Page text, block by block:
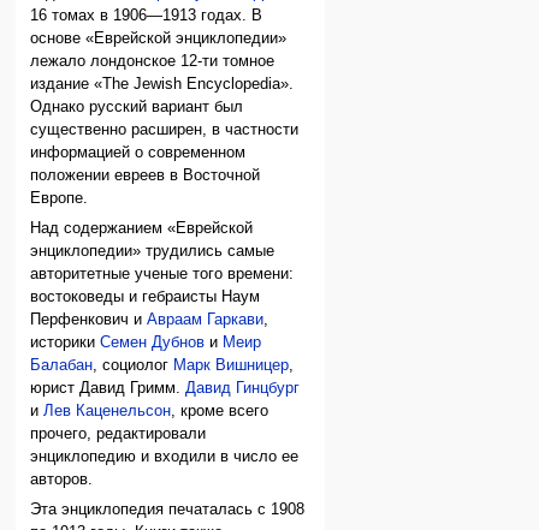
16 томах в 1906—1913 годах. В
основе «Еврейской энциклопедии»
лежало лондонское 12-ти томное
издание «The Jewish Encyclopedia».
Однако русский вариант был
существенно расширен, в частности
информацией о современном
положении евреев в Восточной
Европе.
Над содержанием «Еврейской
энциклопедии» трудились самые
авторитетные ученые того времени:
востоковеды и гебраисты Наум
Перфенкович иАвраам Гаркави,
историкиСемен Дубнов и Меир
Балабан, социолог Марк Вишницер,
юрист Давид Гримм.Давид Гинцбург
иЛев Каценельсон, кроме всего
прочего, редактировали
энциклопедию и входили в число ее
авторов.
Эта энциклопедия печаталась с 1908